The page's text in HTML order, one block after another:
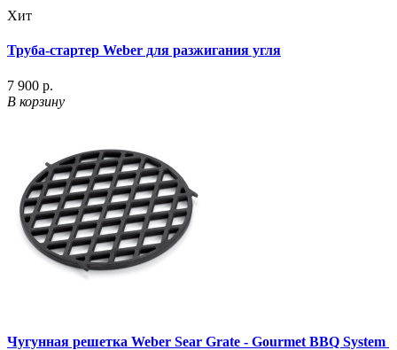
Хит
Труба-стартер Weber для разжигания угля
7 900 р.
В корзину
Чугунная решетка Weber Sear Grate - Gourmet BBQ System